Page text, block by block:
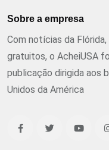
Sobre a empresa
Com notícias da
gratuitos, o AcheiUSA
publicação dirigida aos
Unidos da América